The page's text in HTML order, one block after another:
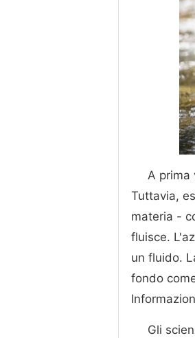
A prima
Tuttavia,
materia -
fluisce.
un fluido.
fondo
Gli